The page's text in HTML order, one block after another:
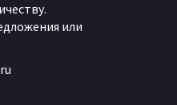
или